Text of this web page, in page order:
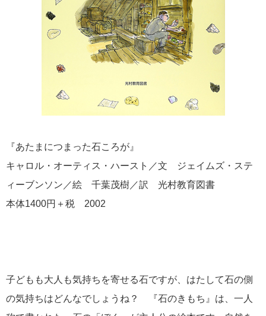
『あたまにつまった石ころが』
キャロル・オーティス・ハースト／文 ジェイムズ・ステ
ィーブンソン／絵 千葉茂樹／訳 光村教育図書
本体1400円＋税 2002
子どもも大人も気持ちを寄せる石ですが、はたして石の側
の気持ちはどんなでしょうね？ 『石のきもち』は、一人